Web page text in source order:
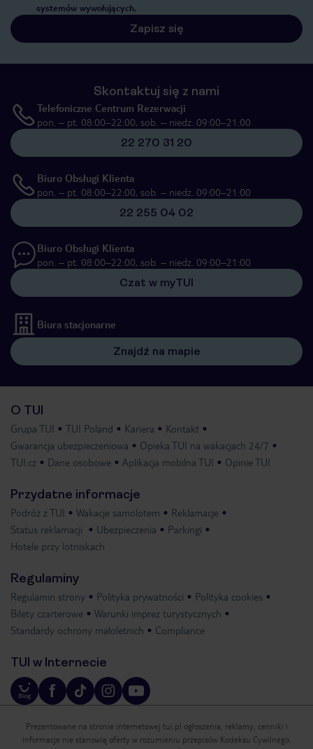
systemów wywołujących.
Zapisz się
Skontaktuj się z nami
Telefoniczne Centrum Rezerwacji
pon. – pt. 08:00–22:00, sob. – niedz. 09:00–21:00
22 270 31 20
Biuro Obsługi Klienta
pon. – pt. 08:00–22:00, sob. – niedz. 09:00–21:00
22 255 04 02
Biuro Obsługi Klienta
pon. – pt. 08:00–22:00, sob. – niedz. 09:00–21:00
Czat w myTUI
Biura stacjonarne
Znajdź na mapie
O TUI
Grupa TUI TUI Poland Kariera
Kontakt
Gwarancja ubezpieczeniowa
Opieka TUI na wakacjach 24/7
TUI.cz
Dane osobowe Aplikacja mobilna TUI Opinie TUI
Przydatne informacje
Podróż z TUI Wakacje samolotem
Reklamacje
Status reklamacji
Ubezpieczenia
Parkingi
Hotele przy lotniskach
Regulaminy
Regulamin strony Polityka prywatności
Polityka cookies
Bilety czarterowe
Warunki imprez turystycznych
Standardy ochrony małoletnich
Compliance
TUI w Internecie
Prezentowane na stronie internetowej tui.pl ogłoszenia, reklamy, cenniki i
informacje nie stanowią oferty w rozumieniu przepisów Kodeksu Cywilnego.